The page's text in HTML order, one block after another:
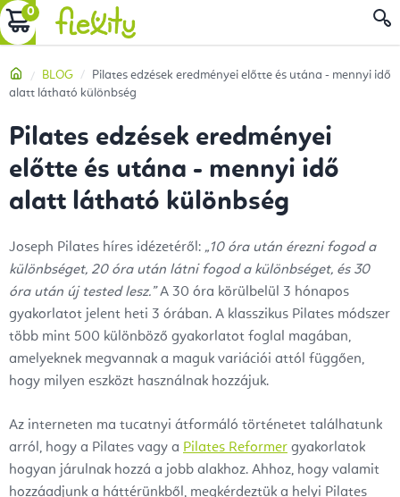
Ugrás
a
tartalomhoz
KOSÁR
Kezdőlap
BLOG
Pilates edzések eredményei előtte és utána - mennyi idő
alatt látható különbség
Pilates edzések eredményei
előtte és utána - mennyi idő
alatt látható különbség
Joseph Pilates híres idézetéről: „10 óra után érezni fogod a
különbséget, 20 óra után látni fogod a különbséget, és 30
óra után új tested lesz.”A 30 óra körülbelül 3 hónapos
gyakorlatot jelent heti 3 órában. A klasszikus Pilates módszer
több mint 500 különböző gyakorlatot foglal magában,
amelyeknek megvannak a maguk variációi attól függően,
hogy milyen eszközt használnak hozzájuk.
Az interneten ma tucatnyi átformáló történetet találhatunk
arról, hogy a Pilates vagy a Pilates Reformer gyakorlatok
hogyan járulnak hozzá a jobb alakhoz. Ahhoz, hogy valamit
hozzáadjunk a háttérünkből, megkérdeztük a helyi Pilates